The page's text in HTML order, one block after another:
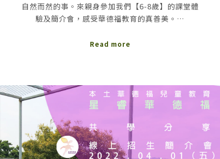
自然而然的事。來親身參加我們【6-8歲】的課堂體
驗及簡介會，感受華德福教育的真善美。…
Read more